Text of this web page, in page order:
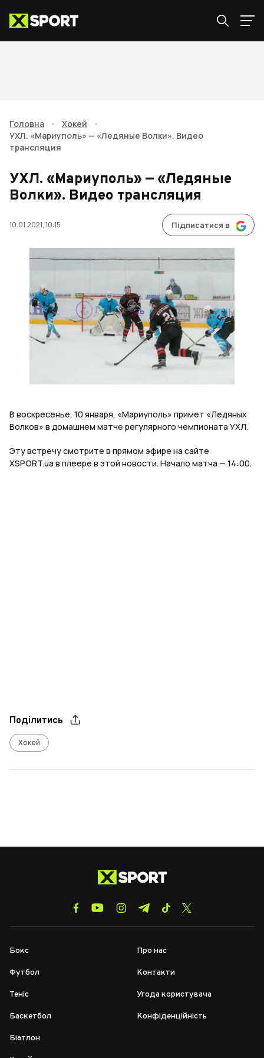
Головна • Хокей
•
УХЛ. «Мариуполь» — «Ледяные Волки». Видео
трансляция
УХЛ. «Мариуполь» — «Ледяные
Волки». Видео трансляция
10.01.2021, 10:15 Підписатися в
В воскресенье, 10 января, «Мариуполь» примет «Ледяных
Волков» в домашнем матче регулярного чемпионата УХЛ.
Эту встречу смотрите в прямом эфире на сайте
XSPORT.ua в плеере в этой новости. Начало матча — 14:00.
Поділитись
Хокей
Бокс
Футбол
Теніс
Баскетбол
Біатлон
Про нас
Контакти
Угода користувача
Конфіденційність